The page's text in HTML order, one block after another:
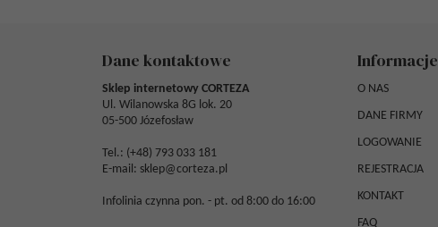
Dane kontaktowe
Sklep internetowy CORTEZA
Ul. Wilanowska 8G lok. 20
05-500 Józefosław
Tel.: (+48) 793 033 181
E-mail: sklep@corteza.pl
Infolinia czynna pon. - pt. od 8:00 do 16:00
Informacje
O NAS
DANE FIRMY
LOGOWANIE
REJESTRACJA
KONTAKT
FAQ